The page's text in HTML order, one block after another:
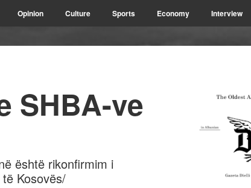
Opinion Culture Sports Economy Interview
SHBA-ve
është rikonfirmim i
Kosovës/